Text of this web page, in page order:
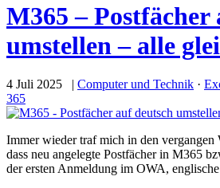
M365 – Postfächer
umstellen – alle
4 Juli 2025 | Computer und Technik ·
365
Immer wieder traf mich in den vergangen
dass neu angelegte Postfächer in M365
der ersten Anmeldung im OWA,